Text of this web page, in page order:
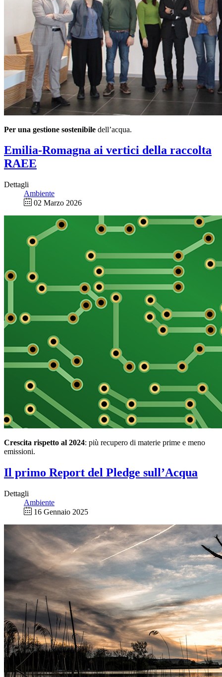
Per una gestione sostenibile dell’acqua.
Emilia-Romagna ai vertici della raccolta
RAEE
Dettagli
Ambiente
02 Marzo 2026
Crescita rispetto al 2024: più recupero di materie prime e meno
emissioni.
Il primo Report del Pledge sull’Acqua
Dettagli
Ambiente
16 Gennaio 2025